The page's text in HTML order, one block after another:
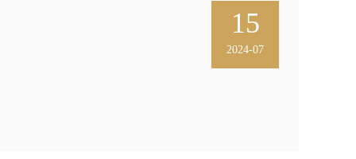
15
2024-07